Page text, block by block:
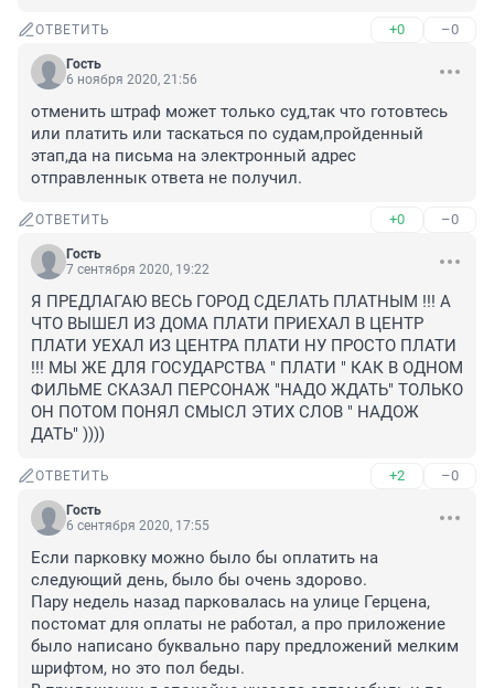
ОТВЕТИТЬ +0 –0
Гость
6 ноября 2020, 21:56
отменить штраф может только суд,так что готовтесь
или платить или таскаться по судам,пройденный
этап,да на письма на электронный адрес
отправленнык ответа не получил.
ОТВЕТИТЬ +0 –0
Гость
7 сентября 2020, 19:22
Я ПРЕДЛАГАЮ ВЕСЬ ГОРОД СДЕЛАТЬ ПЛАТНЫМ !!! А
ЧТО ВЫШЕЛ ИЗ ДОМА ПЛАТИ ПРИЕХАЛ В ЦЕНТР
ПЛАТИ УЕХАЛ ИЗ ЦЕНТРА ПЛАТИ НУ ПРОСТО ПЛАТИ
!!! МЫ ЖЕ ДЛЯ ГОСУДАРСТВА " ПЛАТИ " КАК В ОДНОМ
ФИЛЬМЕ СКАЗАЛ ПЕРСОНАЖ "НАДО ЖДАТЬ" ТОЛЬКО
ОН ПОТОМ ПОНЯЛ СМЫСЛ ЭТИХ СЛОВ " НАДОЖ
ДАТЬ" ))))
ОТВЕТИТЬ +2 –0
Гость
6 сентября 2020, 17:55
Если парковку можно было бы оплатить на
следующий день, было бы очень здорово.
Пару недель назад парковалась на улице Герцена,
постомат для оплаты не работал, а про приложение
было написано буквально пару предложений мелким
шрифтом, но это пол беды.